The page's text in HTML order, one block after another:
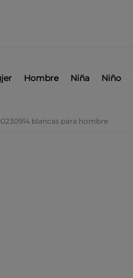
Hombre Niña Niño
blancas para hombre